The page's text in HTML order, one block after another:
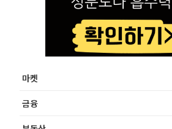
마켓
금융